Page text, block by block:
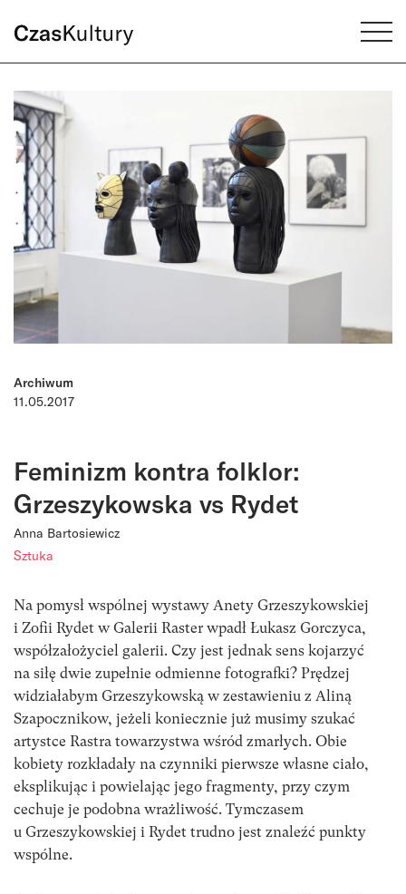
Archiwum
11.05.2017
Feminizm kontra folklor:
Grzeszykowska vs Rydet
Anna Bartosiewicz
Sztuka
Na pomysł wspólnej wystawy Anety Grzeszykowskiej
i Zofii Rydet w Galerii Raster wpadł Łukasz Gorczyca,
współzałożyciel galerii. Czy jest jednak sens kojarzyć
na siłę dwie zupełnie odmienne fotografki? Prędzej
widziałabym Grzeszykowską w zestawieniu z Aliną
Szapocznikow, jeżeli koniecznie już musimy szukać
artystce Rastra towarzystwa wśród zmarłych. Obie
kobiety rozkładały na czynniki pierwsze własne ciało,
eksplikując i powielając jego fragmenty, przy czym
cechuje je podobna wrażliwość. Tymczasem
u Grzeszykowskiej i Rydet trudno jest znaleźć punkty
wspólne.